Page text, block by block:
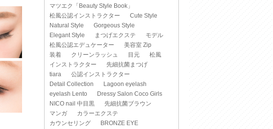
マツエク「Beauty Style Book」
松風公認インストラクター
Cute Style
Natural Style
Gorgeous Style
Elegant Style
まつげエクステ
モデル
松風公認エデュケーター
美容室 Zip
装着
クリーンラッシュ 目元
松風
インストラクター
先細抗菌まつげ
tiara
公認インストラクター
Detail Collection
Lagoon eyelash
eyelash Lento
Dressy Salon Coco Girls
NICO nail 中目黒
先細抗菌ブラウン
マンガ
カラーエクステ
カウンセリング
BRONZE EYE